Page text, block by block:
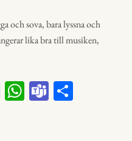
och sova, bara lyssna och
lika bra till musiken,
Li W Te